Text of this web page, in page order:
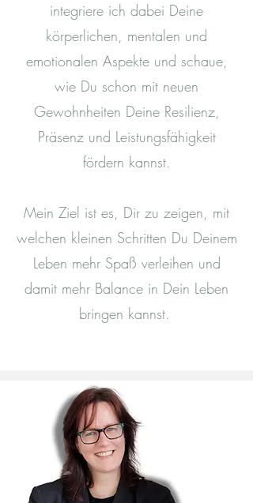
integriere ich dabei Deine
körperlichen, mentalen und
emotionalen Aspekte und schaue,
wie Du schon mit neuen
Gewohnheiten Deine Resilienz,
Präsenz und Leistungsfähigkeit
fördern kannst.
Mein Ziel ist es, Dir zu zeigen, mit
welchen kleinen Schritten Du Deinem
Leben mehr Spaß verleihen und
damit mehr Balance in Dein Leben
bringen kannst.